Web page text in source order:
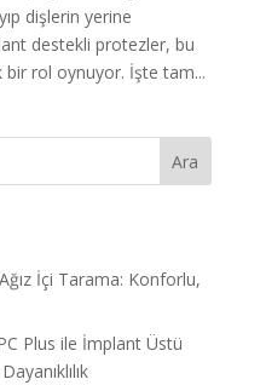
dişlerin yerine
destekli protezler, bu
bir rol oynuyor. İşte tam...
Ara
İçi Tarama: Konforlu,
Plus ile İmplant Üstü